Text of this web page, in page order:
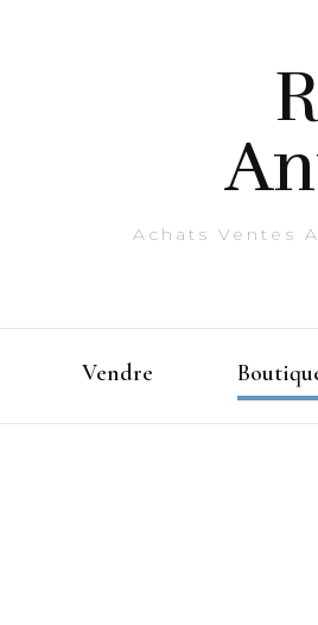
Achats Ventes
Vendre